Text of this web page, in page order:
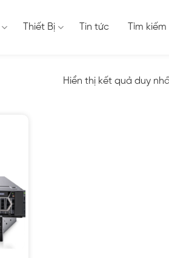
Thiết Bị Tin tức Tìm kiếm
Hiển thị kết quả duy